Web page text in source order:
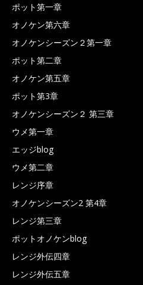
ポット第一章
オノケン第六章
オノケンシーズン２第一章
ポット第二章
オノケン第五章
ポット第3章
オノケンシーズン２ 第三章
ウメ第一章
エッジblog
ウメ第二章
レンジ序章
オノケンシーズン2 第4章
レンジ第三章
ポットオノケンblog
レンジ外伝四章
レンジ外伝五章